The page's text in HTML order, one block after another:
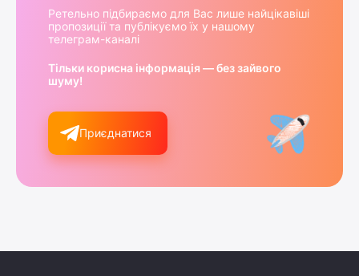
Ретельно підбираємо для Вас лише найцікавіші
пропозиції та публікуємо їх у нашому
телеграм-каналі
Тільки корисна інформація — без зайвого
шуму!
Приєднатися